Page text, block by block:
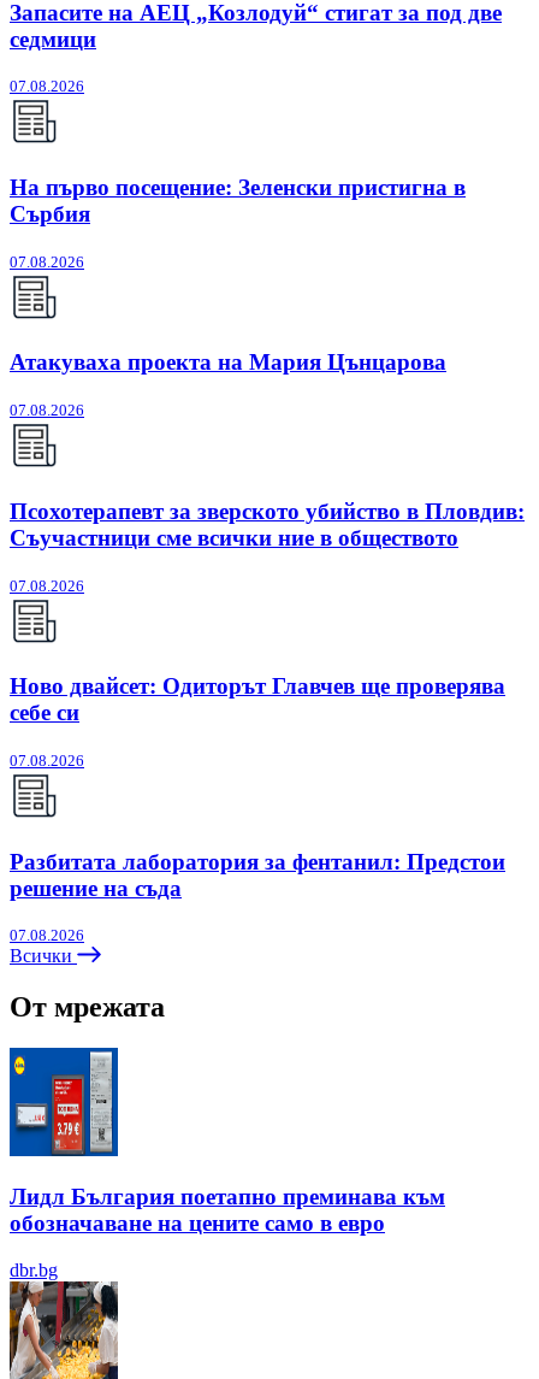
Запасите на АЕЦ „Козлодуй“ стигат за под две
седмици
07.08.2026
На първо посещение: Зеленски пристигна в
Сърбия
07.08.2026
Атакуваха проекта на Мария Цънцарова
07.08.2026
Псохотерапевт за зверското убийство в Пловдив:
Съучастници сме всички ние в обществото
07.08.2026
Ново двайсет: Одиторът Главчев ще проверява
себе си
07.08.2026
Разбитата лаборатория за фентанил: Предстои
решение на съда
07.08.2026
Всички
От мрежата
Лидл България поетапно преминава към
обозначаване на цените само в евро
dbr.bg